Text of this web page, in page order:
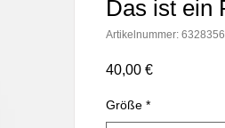
Das ist ein
Artikelnummer:
40,00 €Preis
Größe *